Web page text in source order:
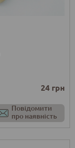
24 грн
Повідомити
про наявність